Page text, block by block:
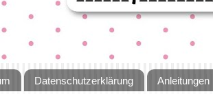
Datenschutzerklärung Anleitungen